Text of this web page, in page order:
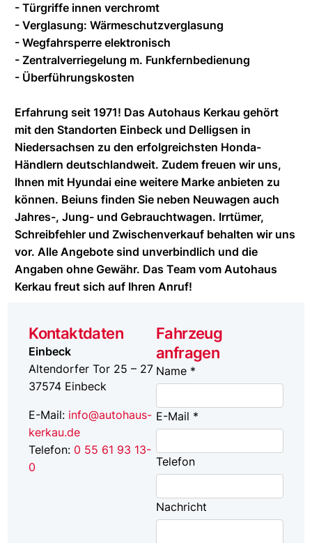
- Türgriffe innen verchromt
- Verglasung: Wärmeschutzverglasung
- Wegfahrsperre elektronisch
- Zentralverriegelung m. Funkfernbedienung
- Überführungskosten
Erfahrung seit 1971! Das Autohaus Kerkau gehört
mit den Standorten Einbeck und Delligsen in
Niedersachsen zu den erfolgreichsten Honda-
Händlern deutschlandweit. Zudem freuen wir uns,
Ihnen mit Hyundai eine weitere Marke anbieten zu
können. Beiuns finden Sie neben Neuwagen auch
Jahres-, Jung- und Gebrauchtwagen. Irrtümer,
Schreibfehler und Zwischenverkauf behalten wir uns
vor. Alle Angebote sind unverbindlich und die
Angaben ohne Gewähr. Das Team vom Autohaus
Kerkau freut sich auf Ihren Anruf!
Kontaktdaten
Einbeck
Altendorfer Tor 25 – 27
37574 Einbeck
E-Mail: info@autohaus-
kerkau.de
Telefon: 0 55 61 93 13-
0
Fahrzeug
anfragen
Name *
E-Mail *
Telefon
Nachricht